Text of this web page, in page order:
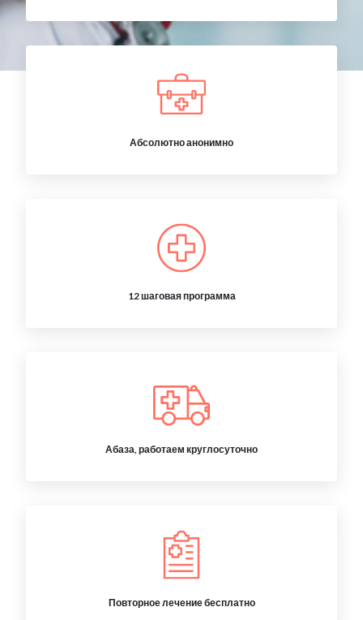
Абсолютно анонимно
12 шаговая программа
Абаза, работаем круглосуточно
Повторное лечение бесплатно